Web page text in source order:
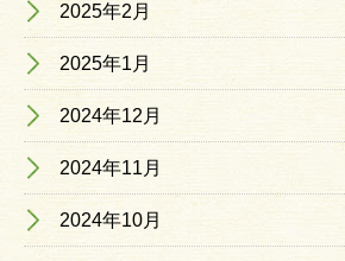
2025年2月
2025年1月
2024年12月
2024年11月
2024年10月